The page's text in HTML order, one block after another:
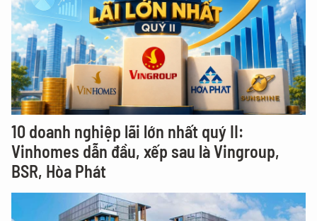
10 doanh nghiệp lãi lớn nhất quý II:
Vinhomes dẫn đầu, xếp sau là Vingroup,
BSR, Hòa Phát